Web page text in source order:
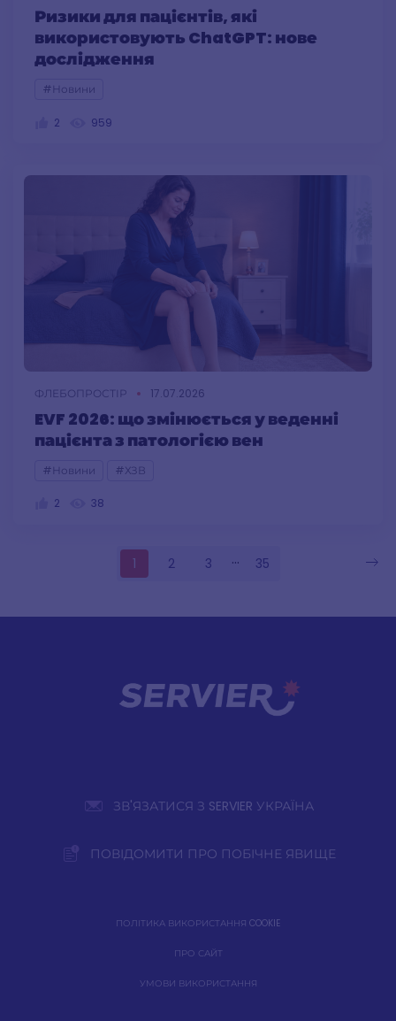
Ризики для пацієнтів, які
використовують ChatGPT: нове
дослідження
#Новини
2 959
ФЛЕБОПРОСТІР 17.07.2026
EVF 2026: що змінюється у веденні
пацієнта з патологією вен
#Новини #ХЗВ
2 38
1 2 3 ... 35
ЗВ'ЯЗАТИСЯ З SERVIER УКРАЇНА
ПОВІДОМИТИ ПРО ПОБІЧНЕ ЯВИЩЕ
ПОЛІТИКА ВИКОРИСТАННЯ COOKIE
ПРО САЙТ
УМОВИ ВИКОРИСТАННЯ